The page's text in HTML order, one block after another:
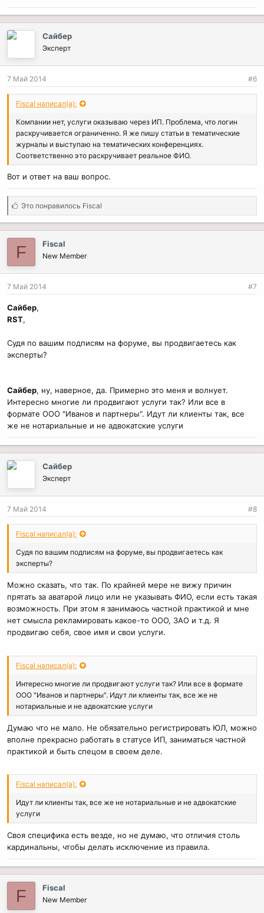
Сайбер
Эксперт
7 Май 2014 #6
Fiscal написал(а):
Компании нет, услуги оказываю через ИП. Проблема, что логин
раскручивается ограниченно. Я же пишу статьи в тематические
журналы и выступаю на тематических конференциях.
Соответственно это раскручивает реальное ФИО.
Вот и ответ на ваш вопрос.
С
и
п
а
и
и
Это понравилось Fiscal
F Fiscal
New Member
7 Май 2014 #7
Сайбер,
RST,
Судя по вашим подписям на форуме, вы продвигаетесь как
эксперты?
Сайбер, ну, наверное, да. Примерно это меня и волнует.
Интересно многие ли продвигают услуги так? Или все в
формате ООО "Иванов и партнеры". Идут ли клиенты так, все
же не нотариальные и не адвокатские услуги
Сайбер
Эксперт
7 Май 2014 #8
Fiscal написал(а):
Судя по вашим подписям на форуме, вы продвигаетесь как
эксперты?
Можно сказать, что так. По крайней мере не вижу причин
прятать за аватарой лицо или не указывать ФИО, если есть такая
возможность. При этом я занимаюсь частной практикой и мне
нет смысла рекламировать какое-то ООО, ЗАО и т.д. Я
продвигаю себя, свое имя и свои услуги.
Fiscal написал(а):
Интересно многие ли продвигают услуги так? Или все в формате
ООО "Иванов и партнеры". Идут ли клиенты так, все же не
нотариальные и не адвокатские услуги
Думаю что не мало. Не обязательно регистрировать ЮЛ, можно
вполне прекрасно работать в статусе ИП, заниматься частной
практикой и быть спецом в своем деле.
Fiscal написал(а):
Идут ли клиенты так, все же не нотариальные и не адвокатские
услуги
Своя специфика есть везде, но не думаю, что отличия столь
кардинальны, чтобы делать исключение из правила.
F Fiscal
New Member